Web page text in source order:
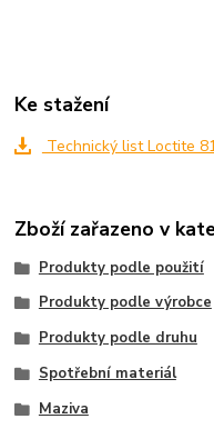
Ke stažení
Technický list Loctite
Zboží zařazeno v
Produkty podle použití
Produkty podle výrobce
Produkty podle druhu
Spotřební materiál
Maziva